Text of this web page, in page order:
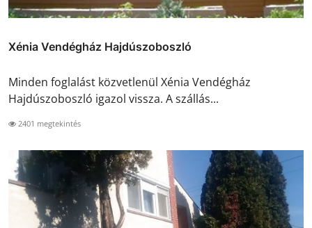
Xénia Vendégház Hajdúszoboszló
Minden foglalást közvetlenül Xénia Vendégház
Hajdúszoboszló igazol vissza. A szállás...
2401 megtekintés